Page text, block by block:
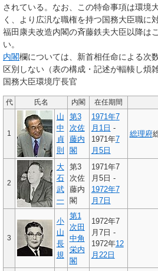
されている。なお、この特命事項は環境
く、より広汎な職権を持つ国務大臣職に
福田康夫改造内閣の斉藤鉄夫大臣以降は
い。
内閣欄については、新首相任命による次
区別しない（表の構成・記述が輻輳し煩
国務大臣環境庁長官
代 氏名 内閣 在任期間
1
山
中
貞
則
第3
次佐
藤内
閣
1971年7
月1日 -
1971年7
月5日
総理府
2
大
石
武
一
第3
次佐
藤内
閣
1971年7
月5日 -
1972年7
月7日
3
小
山
長
規
第1
次田
中角
栄内
閣
1972年7
月7日 -
1972年12
月22日